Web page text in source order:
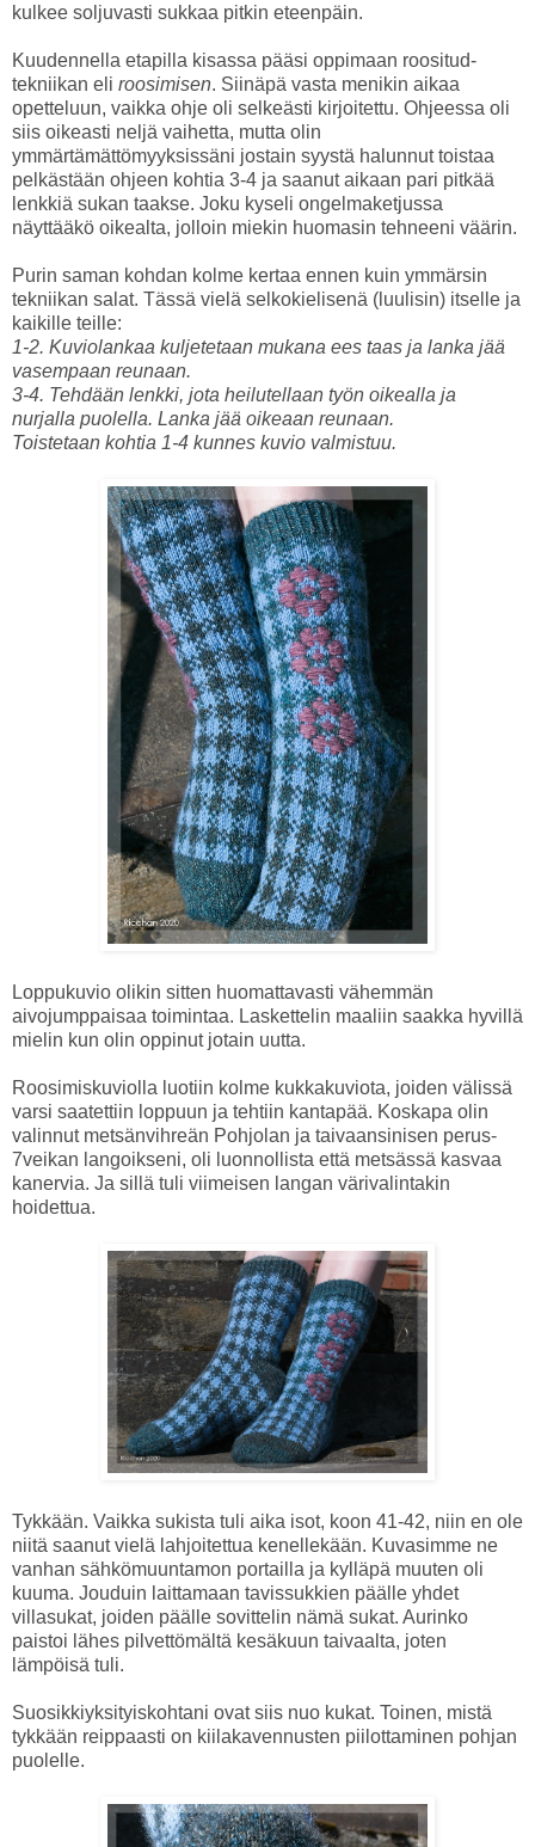
kulkee soljuvasti sukkaa pitkin eteenpäin.
Kuudennella etapilla kisassa pääsi oppimaan roositud-
tekniikan eli roosimisen. Siinäpä vasta menikin aikaa
opetteluun, vaikka ohje oli selkeästi kirjoitettu. Ohjeessa oli
siis oikeasti neljä vaihetta, mutta olin
ymmärtämättömyyksissäni jostain syystä halunnut toistaa
pelkästään ohjeen kohtia 3-4 ja saanut aikaan pari pitkää
lenkkiä sukan taakse. Joku kyseli ongelmaketjussa
näyttääkö oikealta, jolloin miekin huomasin tehneeni väärin.
Purin saman kohdan kolme kertaa ennen kuin ymmärsin
tekniikan salat. Tässä vielä selkokielisenä (luulisin) itselle ja
kaikille teille:
1-2. Kuviolankaa kuljetetaan mukana ees taas ja lanka jää
vasempaan reunaan.
3-4. Tehdään lenkki, jota heilutellaan työn oikealla ja
nurjalla puolella. Lanka jää oikeaan reunaan.
Toistetaan kohtia 1-4 kunnes kuvio valmistuu.
Loppukuvio olikin sitten huomattavasti vähemmän
aivojumppaisaa toimintaa. Laskettelin maaliin saakka hyvillä
mielin kun olin oppinut jotain uutta.
Roosimiskuviolla luotiin kolme kukkakuviota, joiden välissä
varsi saatettiin loppuun ja tehtiin kantapää. Koskapa olin
valinnut metsänvihreän Pohjolan ja taivaansinisen perus-
7veikan langoikseni, oli luonnollista että metsässä kasvaa
kanervia. Ja sillä tuli viimeisen langan värivalintakin
hoidettua.
Tykkään. Vaikka sukista tuli aika isot, koon 41-42, niin en ole
niitä saanut vielä lahjoitettua kenellekään. Kuvasimme ne
vanhan sähkömuuntamon portailla ja kylläpä muuten oli
kuuma. Jouduin laittamaan tavissukkien päälle yhdet
villasukat, joiden päälle sovittelin nämä sukat. Aurinko
paistoi lähes pilvettömältä kesäkuun taivaalta, joten
lämpöisä tuli.
Suosikkiyksityiskohtani ovat siis nuo kukat. Toinen, mistä
tykkään reippaasti on kiilakavennusten piilottaminen pohjan
puolelle.